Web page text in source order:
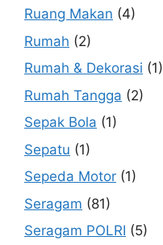
Ruang Makan (4)
Rumah (2)
Rumah & Dekorasi (1)
Rumah Tangga (2)
Sepak Bola (1)
Sepatu (1)
Sepeda Motor (1)
Seragam (81)
Seragam POLRI (5)